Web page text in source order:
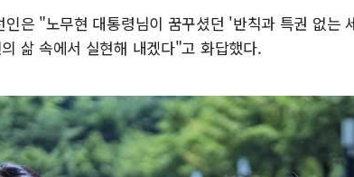
인은 "노무현 대통령님이 꿈꾸셨던 '반칙과 특권 없는
삶 속에서 실현해 내겠다"고 화답했다.